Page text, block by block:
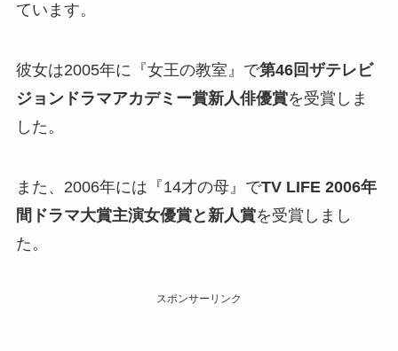
ています。
彼女は2005年に『女王の教室』で第46回ザテレビ
ジョンドラマアカデミー賞新人俳優賞を受賞しま
した。
また、2006年には『14才の母』でTV LIFE 2006年
間ドラマ大賞主演女優賞と新人賞を受賞しまし
た。
スポンサーリンク